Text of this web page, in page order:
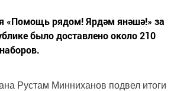
«Помощь рядом! Ярдәм янәшә!» за
было доставлено около 210
Рустам Минниханов подвел итоги